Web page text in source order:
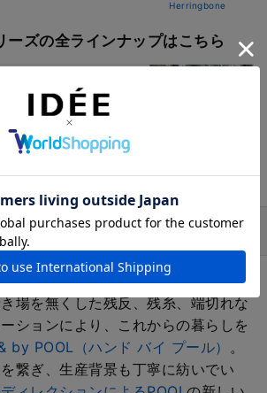
Herringbone
ーズの全ラインナップはこちら
バイ プール）
場を無くした残反、残糸、端切れな
ションにより、これからの暮らしを
by POOL（ハンド バイ プール） 。
繋ぎ、生産背景も丁寧に紡いでい